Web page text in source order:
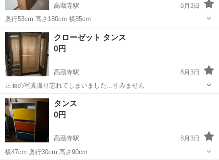
高蔵寺駅
8月3日
奥行53cm 高さ180cm 横85cm
愛知 春日井市 高蔵寺駅 収納家具
クローゼット タンス
0円
高蔵寺駅
8月3日
正面の写真撮り忘れてしまいました…すみません
愛知 春日井市
タンス
0円
高蔵寺駅
8月3日
横47cm 奥行30cm 高さ90cm